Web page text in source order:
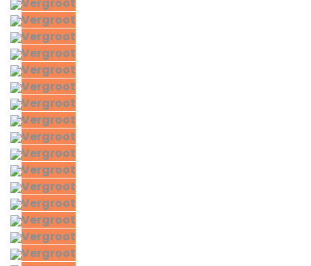
Vergroot
Vergroot
Vergroot
Vergroot
Vergroot
Vergroot
Vergroot
Vergroot
Vergroot
Vergroot
Vergroot
Vergroot
Vergroot
Vergroot
Vergroot